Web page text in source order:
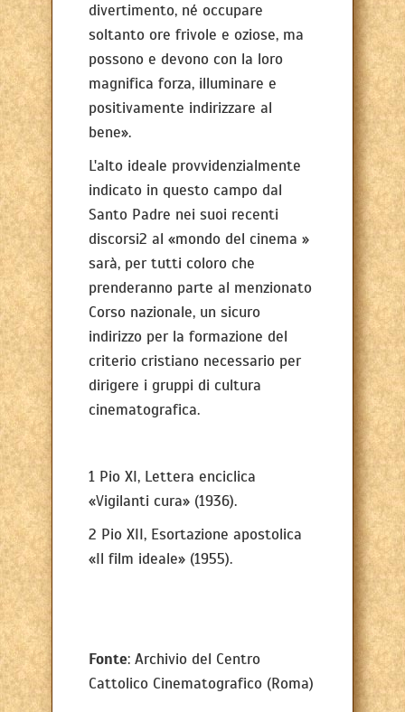
divertimento, né occupare
soltanto ore frivole e oziose, ma
possono e devono con la loro
magnifica forza, illuminare e
positivamente indirizzare al
bene».
L'alto ideale provvidenzialmente
indicato in questo campo dal
Santo Padre nei suoi recenti
discorsi2 al «mondo del cinema »
sarà, per tutti coloro che
prenderanno parte al menzionato
Corso nazionale, un sicuro
indirizzo per la formazione del
criterio cristiano necessario per
dirigere i gruppi di cultura
cinematografica.
1 Pio XI, Lettera enciclica
«Vigilanti cura» (1936).
2 Pio XII, Esortazione apostolica
«Il film ideale» (1955).
Fonte: Archivio del Centro
Cattolico Cinematografico (Roma)